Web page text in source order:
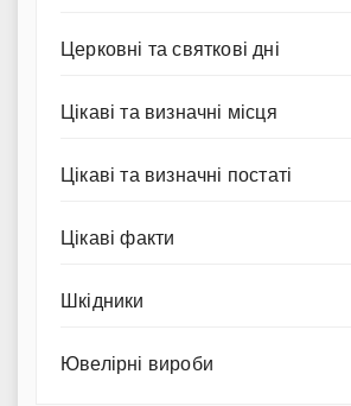
Церковні та святкові дні
Цікаві та визначні місця
Цікаві та визначні постаті
Цікаві факти
Шкідники
Ювелірні вироби